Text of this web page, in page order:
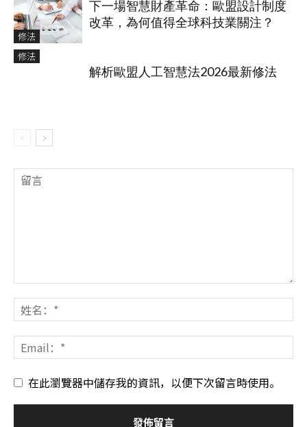
修法
下一場智慧財產革命：歐盟設計制度
改革，為何值得全球科技業關注？
修法
解析歐盟人工智慧法2026最新修法
在此瀏覽器中儲存我的資訊，以便下次留言時使用。